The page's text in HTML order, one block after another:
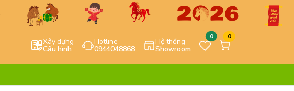
Xây dựng
Cấu hình
Hotline
0944048868
Hệ thống
Showroom
0 0